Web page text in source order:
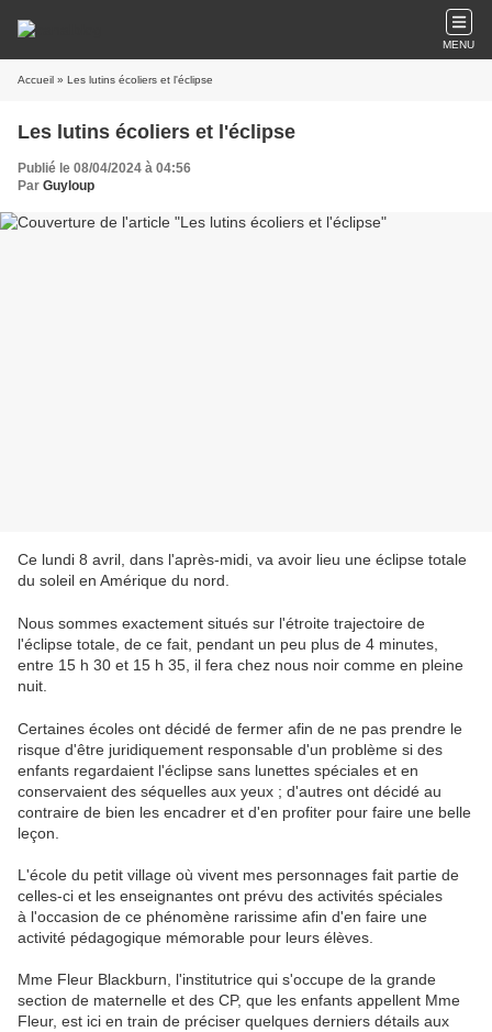
MENU
Accueil » Les lutins écoliers et l'éclipse
Les lutins écoliers et l'éclipse
Publié le 08/04/2024 à 04:56
Par Guyloup
Ce lundi 8 avril, dans l'après-midi, va avoir lieu une éclipse totale
du soleil en Amérique du nord.
Nous sommes exactement situés sur l'étroite trajectoire de
l'éclipse totale, de ce fait, pendant un peu plus de 4 minutes,
entre 15 h 30 et 15 h 35, il fera chez nous noir comme en pleine
nuit.
Certaines écoles ont décidé de fermer afin de ne pas prendre le
risque d'être juridiquement responsable d'un problème si des
enfants regardaient l'éclipse sans lunettes spéciales et en
conservaient des séquelles aux yeux ; d'autres ont décidé au
contraire de bien les encadrer et d'en profiter pour faire une belle
leçon.
L'école du petit village où vivent mes personnages fait partie de
celles-ci et les enseignantes ont prévu des activités spéciales
à l'occasion de ce phénomène rarissime afin d'en faire une
activité pédagogique mémorable pour leurs élèves.
Mme Fleur Blackburn, l'institutrice qui s'occupe de la grande
section de maternelle et des CP, que les enfants appellent Mme
Fleur, est ici en train de préciser quelques derniers détails aux